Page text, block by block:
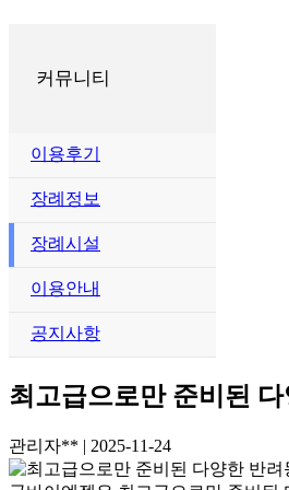
커뮤니티
이용후기
장례정보
장례시설
이용안내
공지사항
최고급으로만 준비된
관리자** | 2025-11-24